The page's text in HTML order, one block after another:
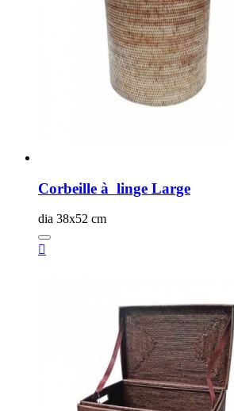
Corbeille à linge Large
dia 38x52 cm
